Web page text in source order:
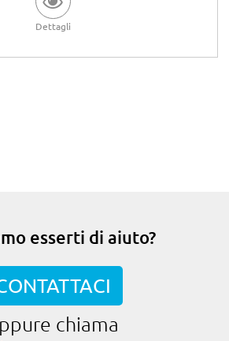
Dettagli
esserti di aiuto?
chiama